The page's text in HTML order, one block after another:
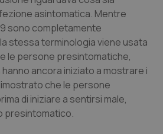
& Rettocolite Ulcerosa
patologie neurodegenerative
asintomatica. Mentre
sono completamente
stessa terminologia viene usata
le persone presintomatiche,
ancora iniziato a mostrare i
che le persone
di iniziare a sentirsi male,
presintomatico.